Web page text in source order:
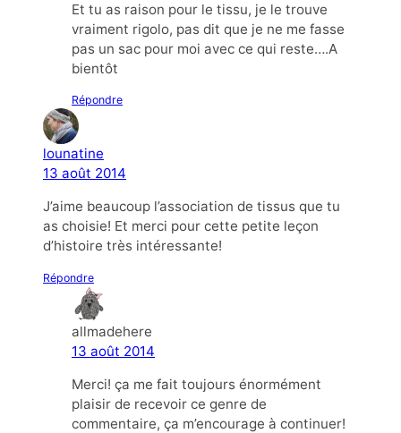
Et tu as raison pour le tissu, je le trouve
vraiment rigolo, pas dit que je ne me fasse
pas un sac pour moi avec ce qui reste….A
bientôt
Répondre
lounatine
13 août 2014
J’aime beaucoup l’association de tissus que tu
as choisie! Et merci pour cette petite leçon
d’histoire très intéressante!
Répondre
allmadehere
13 août 2014
Merci! ça me fait toujours énormément
plaisir de recevoir ce genre de
commentaire, ça m’encourage à continuer!